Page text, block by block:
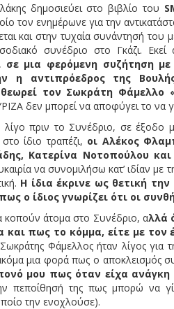
δημοσιεύει στο βιβλίο του
τον ενημέρωνε για την
και στην τυχαία συνάντησή του
συνέδριο στο Γκάζι.
σε μια φερόμενη συζήτηση
η αντιπρόεδρος της
τον Σωκράτη Φάμελλο
δεν μπορεί να αποφύγει το να
λίγο πριν το Συνέδριο, σε
ίδιο τραπέζι, οι Αλέκος
Κατερίνα Νοτοπούλου
να συνομιλήσω κατ’ ιδίαν
Η ίδια έκρινε ως θετική
ο ίδιος γνωρίζει ότι οι
κοπούν άτομα στο Συνέδριο, αλλά
και πως το κόμμα, είτε με
Φάμελλος ήταν λίγος για
μια φορά πως ο αποκλεισμός
μου πως όταν είχα ανάγκη
πεποίθησή της πως μπορώ να
την ενοχλούσε).